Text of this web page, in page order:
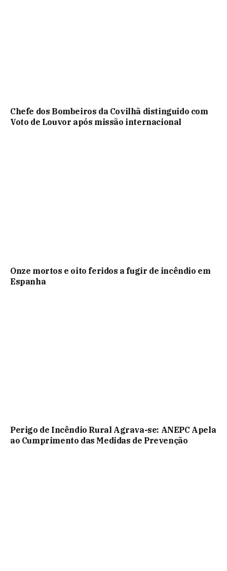
Chefe dos Bombeiros da Covilhã distinguido com
Voto de Louvor após missão internacional
Onze mortos e oito feridos a fugir de incêndio em
Espanha
Perigo de Incêndio Rural Agrava-se: ANEPC Apela
ao Cumprimento das Medidas de Prevenção